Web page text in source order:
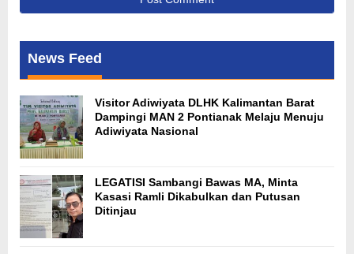
News Feed
Visitor Adiwiyata DLHK Kalimantan Barat
Dampingi MAN 2 Pontianak Melaju Menuju
Adiwiyata Nasional
LEGATISI Sambangi Bawas MA, Minta
Kasasi Ramli Dikabulkan dan Putusan
Ditinjau